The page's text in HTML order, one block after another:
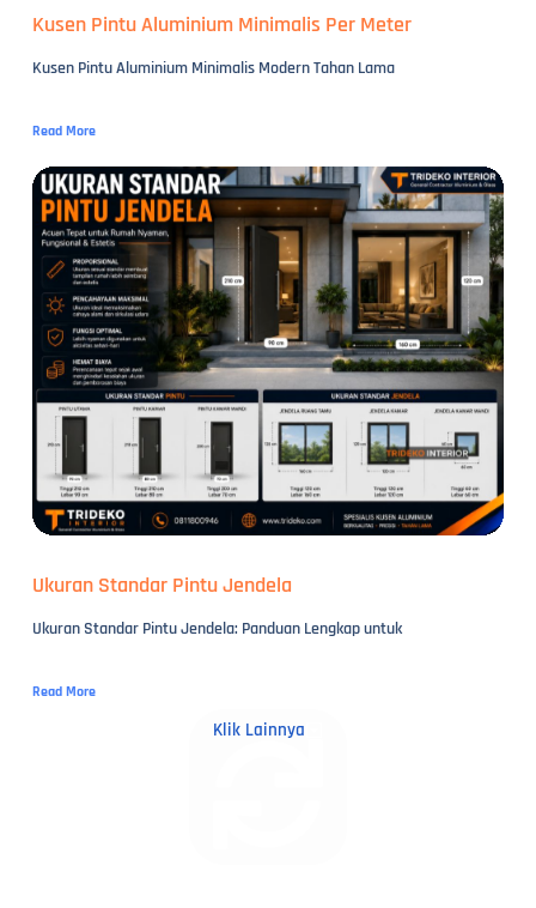
Kusen Pintu Aluminium Minimalis Per Meter
Kusen Pintu Aluminium Minimalis Modern Tahan Lama
Read More
Ukuran Standar Pintu Jendela
Ukuran Standar Pintu Jendela: Panduan Lengkap untuk
Read More
Klik Lainnya